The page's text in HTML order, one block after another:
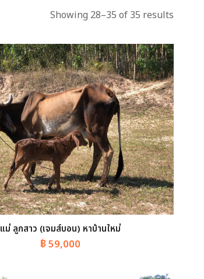
Showing 28–35 of 35 results
แม่ ลูกสาว (เจมส์บอน) หาบ้านใหม่
฿59,000